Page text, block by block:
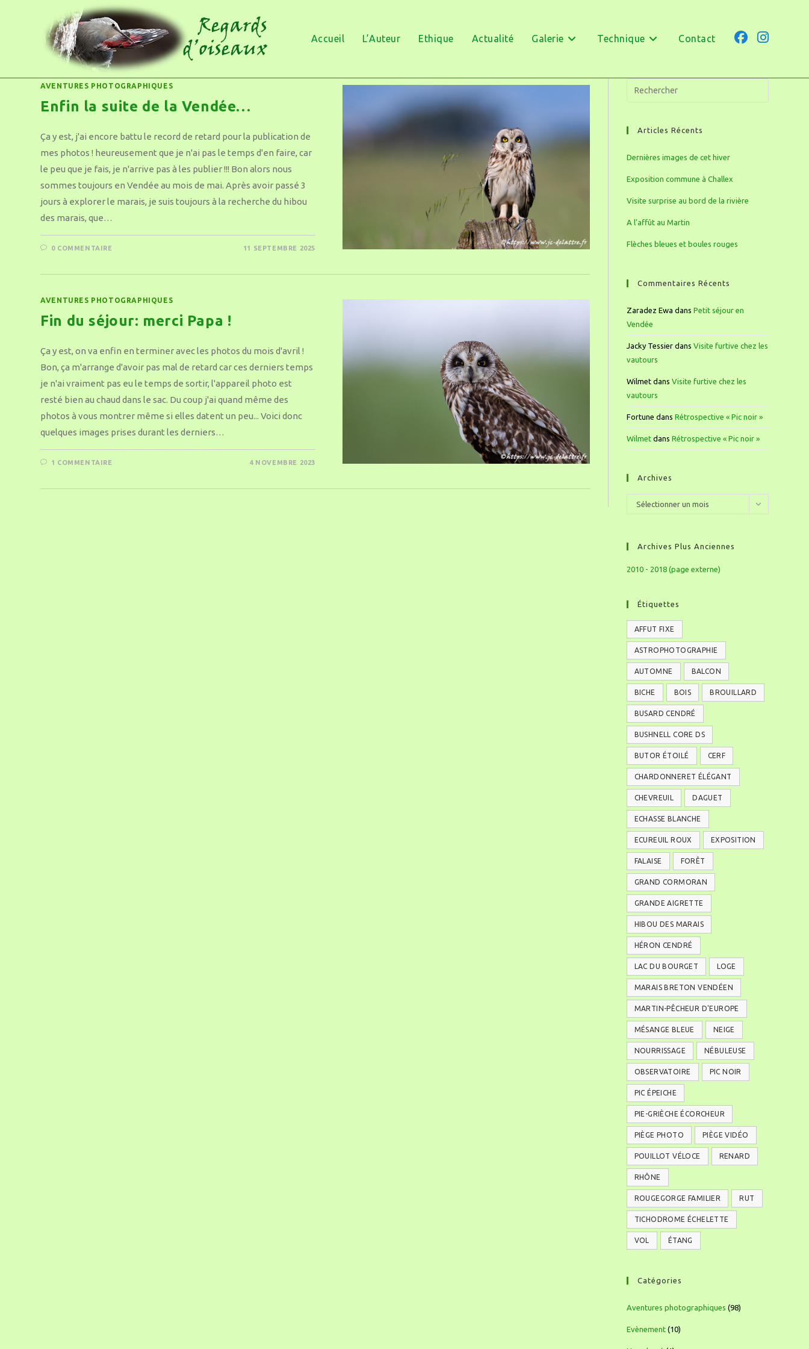
Accueil L’Auteur Ethique Actualité Galerie Technique Contact
AVENTURES PHOTOGRAPHIQUES
Enfin la suite de la Vendée…
Ça y est, j'ai encore battu le record de retard pour la publication de
mes photos ! heureusement que je n'ai pas le temps d'en faire, car
le peu que je fais, je n'arrive pas à les publier !!! Bon alors nous
sommes toujours en Vendée au mois de mai. Après avoir passé 3
jours à explorer le marais, je suis toujours à la recherche du hibou
des marais, que…
0 COMMENTAIRE 11 SEPTEMBRE 2025
AVENTURES PHOTOGRAPHIQUES
Fin du séjour: merci Papa !
Ça y est, on va enfin en terminer avec les photos du mois d'avril !
Bon, ça m'arrange d'avoir pas mal de retard car ces derniers temps
je n'ai vraiment pas eu le temps de sortir, l'appareil photo est
resté bien au chaud dans le sac. Du coup j'ai quand même des
photos à vous montrer même si elles datent un peu... Voici donc
quelques images prises durant les derniers…
1 COMMENTAIRE 4 NOVEMBRE 2023
Articles Récents
Dernières images de cet hiver
Exposition commune à Challex
Visite surprise au bord de la rivière
A l’affût au Martin
Flèches bleues et boules rouges
Commentaires Récents
Zaradez Ewa dans Petit séjour en
Vendée
Jacky Tessierdans Visite furtive chez les
vautours
Wilmetdans Visite furtive chez les
vautours
Fortune dans Rétrospective « Pic noir »
Wilmetdans Rétrospective « Pic noir »
Archives
Sélectionner un mois
Archives Plus Anciennes
2010 - 2018 (page externe)
Étiquettes
AFFUT FIXE
ASTROPHOTOGRAPHIE
AUTOMNE BALCON
BICHE BOIS BROUILLARD
BUSARD CENDRÉ
BUSHNELL CORE DS
BUTOR ÉTOILÉ CERF
CHARDONNERET ÉLÉGANT
CHEVREUIL DAGUET
ECHASSE BLANCHE
ECUREUIL ROUX EXPOSITION
FALAISE FORÊT
GRAND CORMORAN
GRANDE AIGRETTE
HIBOU DES MARAIS
HÉRON CENDRÉ
LAC DU BOURGET LOGE
MARAIS BRETON VENDÉEN
MARTIN-PÊCHEUR D'EUROPE
MÉSANGE BLEUE NEIGE
NOURRISSAGE NÉBULEUSE
OBSERVATOIRE PIC NOIR
PIC ÉPEICHE
PIE-GRIÈCHE ÉCORCHEUR
PIÈGE PHOTO PIÈGE VIDÉO
POUILLOT VÉLOCE RENARD
RHÔNE
ROUGEGORGE FAMILIER RUT
TICHODROME ÉCHELETTE
VOL ÉTANG
Catégories
Aventures photographiques (98)
Evènement (10)